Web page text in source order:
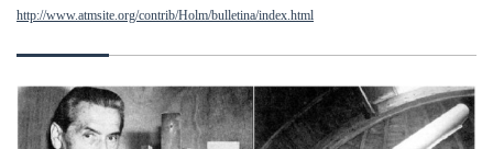
http://www.atmsite.org/contrib/Holm/bulletina/index.html